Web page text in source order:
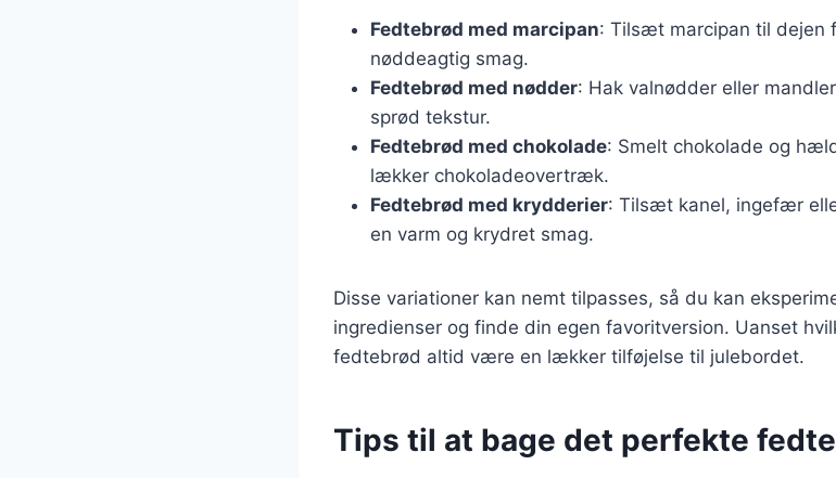
Fedtebrød med marcipan: Tilsæt marcipan til dejen
nøddeagtig smag.
Fedtebrød med nødder: Hak valnødder eller
sprød tekstur.
Fedtebrød med chokolade: Smelt chokolade og
lækker chokoladeovertræk.
Fedtebrød med krydderier: Tilsæt kanel, ingefær
en varm og krydret smag.
Disse variationer kan nemt tilpasses, så du kan
ingredienser og finde din egen favoritversion. Uanset
fedtebrød altid være en lækker tilføjelse til julebordet.
Tips til at bage det perfekte